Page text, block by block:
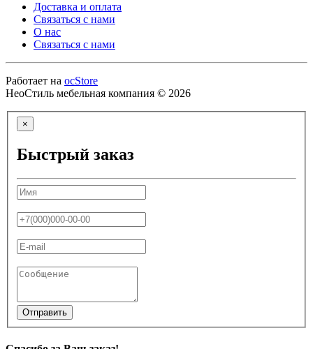
Доставка и оплата
Связаться с нами
О нас
Связаться с нами
Работает на ocStore
НеоСтиль мебельная компания © 2026
×
Быстрый заказ
Отправить